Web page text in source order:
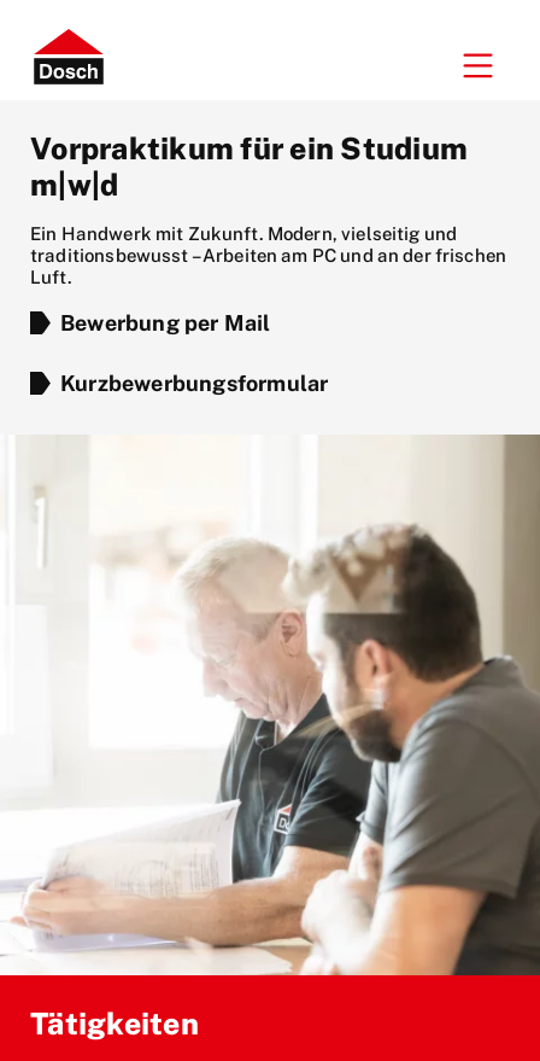
Vorpraktikum für ein Studium
m|w|d
Ein Handwerk mit Zukunft. Modern, vielseitig und
traditionsbewusst – Arbeiten am PC und an der frischen
Luft.
Bewerbung per Mail
Kurzbewerbungsformular
Tätigkeiten